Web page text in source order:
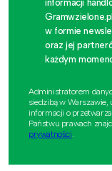
informacji
w formie
oraz jej
każdym
Administratorem
siedzibą w
informacji o
Państwu prawach
prywatności.